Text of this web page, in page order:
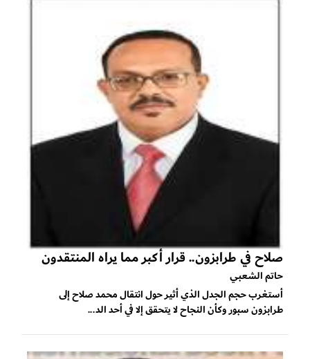
صلاح في طرابزون.. قرار أكبر مما يراه المنتقدون
حاتم الشعبي
أستغرب حجم الجدل الذي أثير حول انتقال محمد صلاح إلى
طرابزون سبور وكأن النجاح لا يتحقق إلا في أحد الد...